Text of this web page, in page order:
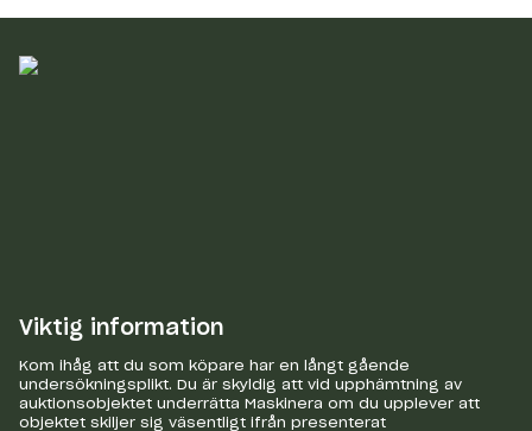
Viktig information
Kom ihåg att du som köpare har en långt gående
undersökningsplikt. Du är skyldig att vid upphämtning av
auktionsobjektet underrätta Maskinera om du upplever att
objektet skiljer sig väsentligt ifrån presenterat